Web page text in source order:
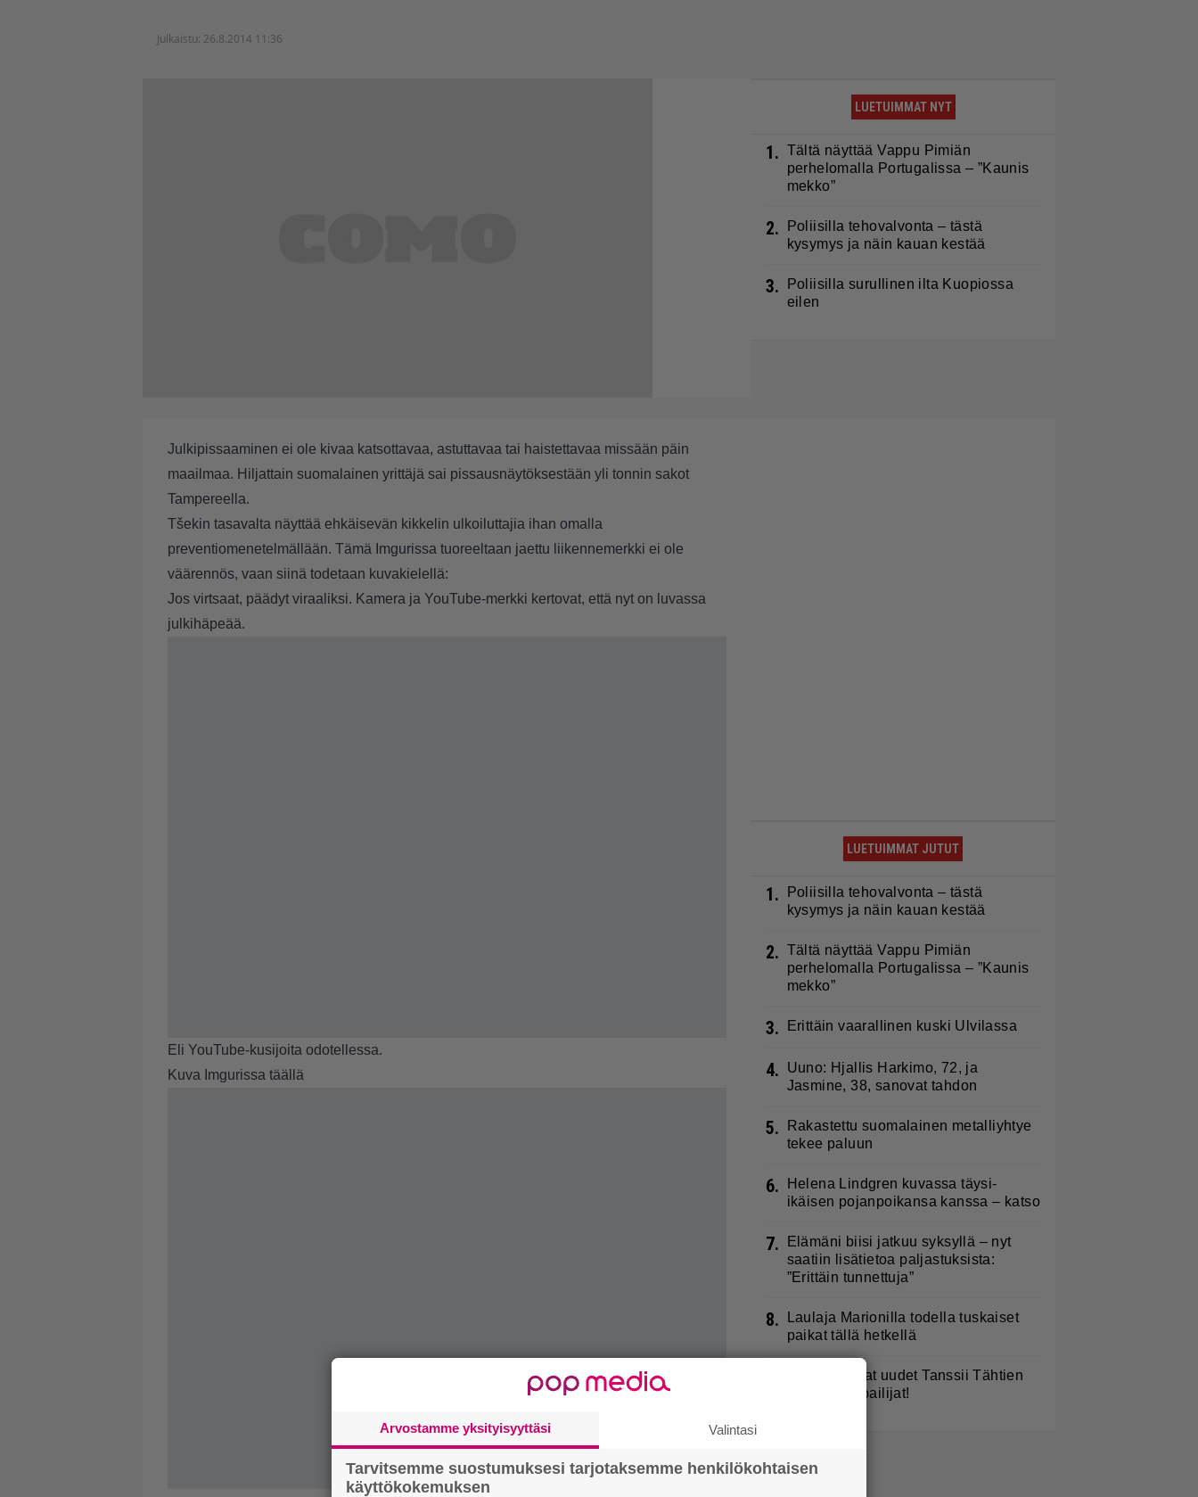
Julkaistu: 26.8.2014 11:36
LUETUIMMAT NYT
1. Tältä näyttää Vappu Pimiän
perhelomalla Portugalissa – ”Kaunis
mekko”
2.
Poliisilla tehovalvonta – tästä
kysymys ja näin kauan kestää
3.
Poliisilla surullinen ilta Kuopiossa
eilen
Julkipissaaminen ei ole kivaa katsottavaa, astuttavaa tai haistettavaa missään päin
maailmaa. Hiljattain suomalainen yrittäjä sai pissausnäytöksestään yli tonnin sakot
Tampereella.
Tšekin tasavalta näyttää ehkäisevän kikkelin ulkoiluttajia ihan omalla
preventiomenetelmällään. Tämä Imgurissa tuoreeltaan jaettu liikennemerkki ei ole
väärennös, vaan siinä todetaan kuvakielellä:
Jos virtsaat, päädyt viraaliksi. Kamera ja YouTube-merkki kertovat, että nyt on luvassa
julkihäpeää.
Eli YouTube-kusijoita odotellessa.
Kuva Imgurissa täällä
LUETUIMMAT JUTUT
1.
Poliisilla tehovalvonta – tästä
kysymys ja näin kauan kestää
2. Tältä näyttää Vappu Pimiän
perhelomalla Portugalissa – ”Kaunis
mekko”
3. Erittäin vaarallinen kuski Ulvilassa
4.
Uuno: Hjallis Harkimo, 72, ja
Jasmine, 38, sanovat tahdon
5.
Rakastettu suomalainen metalliyhtye
tekee paluun
6.
Helena Lindgren kuvassa täysi-
ikäisen pojanpoikansa kanssa – katso
7.
Elämäni biisi jatkuu syksyllä – nyt
saatiin lisätietoa paljastuksista:
”Erittäin tunnettuja”
8.
Laulaja Marionilla todella tuskaiset
paikat tällä hetkellä
MTV: He ovat uudet Tanssii Tähtien
Kanssa -kilpailijat!
Arvostamme yksityisyyttäsi Valintasi
Tarvitsemme suostumuksesi tarjotaksemme henkilökohtaisen
käyttökokemuksen